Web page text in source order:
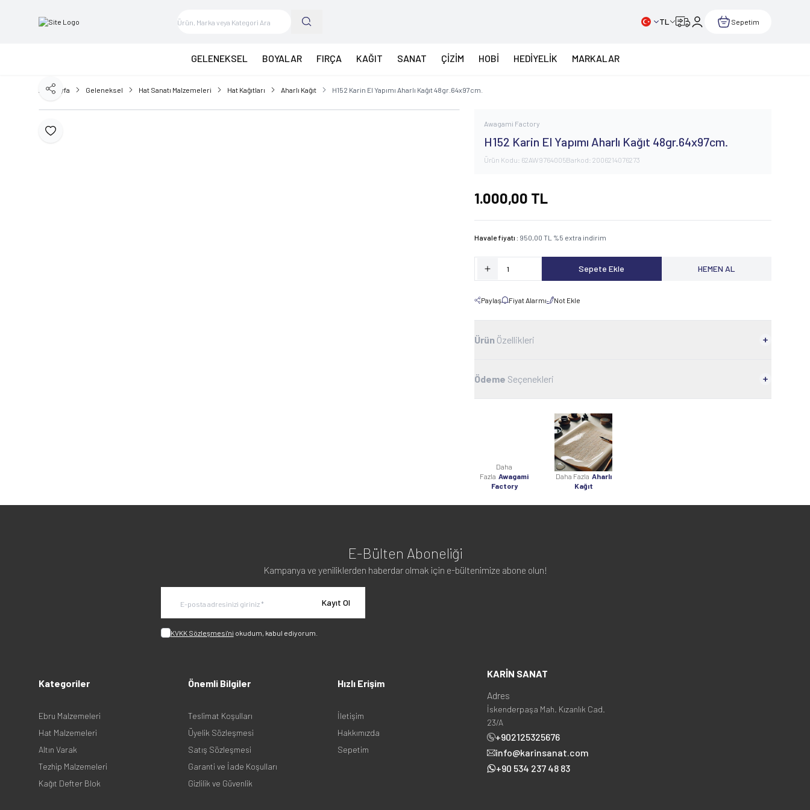
TL Sepetim
GELENEKSEL BOYALAR FIRÇA KAĞIT SANAT ÇİZİM HOBİ HEDİYELİK MARKALAR
Ana Sayfa Geleneksel Hat Sanatı Malzemeleri Hat Kağıtları Aharlı Kağıt H152 Karin El Yapımı Aharlı Kağıt 48gr.64x97cm.
Favoriye Ekle
Paylaş
Awagami Factory
H152 Karin El Yapımı Aharlı Kağıt 48gr.64x97cm.
Ürün Kodu: 62AW9764005Barkod:2006214076273
1.000,00 TL
Havale fiyatı : 950,00 TL %5 extra indirim
Sepete Ekle HEMEN AL
Paylaş Fiyat Alarmı Not Ekle
Ürün Özellikleri
Ödeme Seçenekleri
Daha
Fazla Awagami
Factory
Daha Fazla Aharlı
Kağıt
E-Bülten Aboneliği
Kampanya ve yeniliklerden haberdar olmak için e-bültenimize abone olun!
Kayıt Ol
KVKK Sözleşmesi'ni okudum, kabul ediyorum.
Kategoriler
Ebru Malzemeleri
Hat Malzemeleri
Altın Varak
Tezhip Malzemeleri
Kağıt Defter Blok
Önemli Bilgiler
Teslimat Koşulları
Üyelik Sözleşmesi
Satış Sözleşmesi
Garanti ve İade Koşulları
Gizlilik ve Güvenlik
Hızlı Erişim
İletişim
Hakkımızda
Sepetim
KARİN SANAT
Adres
İskenderpaşa Mah. Kızanlık Cad.
23/A
+902125325676
info@karinsanat.com
+90 534 237 48 83